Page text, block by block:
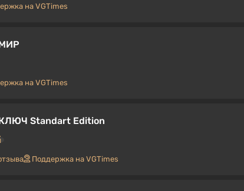
на VGTimes
на VGTimes
Standart Edition
Поддержка на VGTimes